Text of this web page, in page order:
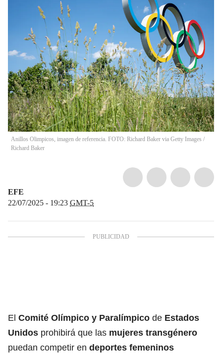
Anillos Olimpicos, imagen de referencia. FOTO: Richard Baker via Getty Images /
Richard Baker
EFE
22/07/2025 - 19:23 GMT-5
El Comité Olímpico y Paralímpico de Estados
Unidos prohibirá que las mujeres transgénero
puedan competir en deportes femeninos